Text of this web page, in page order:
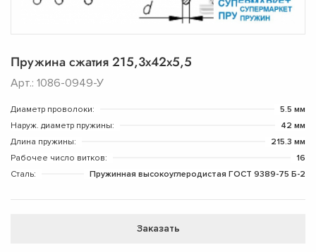
Пружина сжатия 215,3х42х5,5
Арт.: 1086-0949-У
Диаметр проволоки:
5.5 мм
Наруж. диаметр пружины:
42 мм
Длина пружины:
215.3 мм
Рабочее число витков:
16
Сталь:
Пружинная высокоуглеродистая ГОСТ 9389-75 Б-2
Заказать